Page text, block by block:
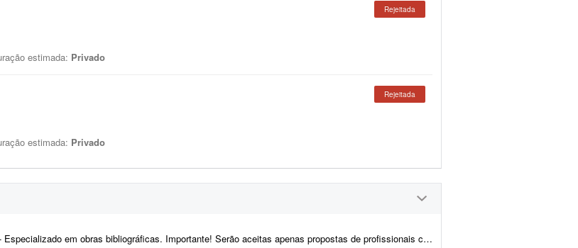
Rejeitada
estimada: Privado
Rejeitada
estimada: Privado
Especializado em obras bibliográficas. Importante! Serão aceitas apenas propostas de profissionais com formação ou experiência comprovada em preparaç&atil...